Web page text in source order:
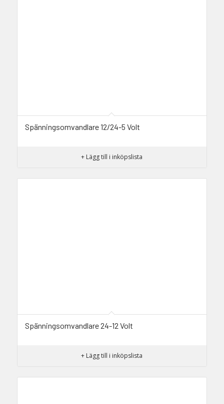
Spänningsomvandlare 12/24-5 Volt
+ Lägg till i inköpslista
Spänningsomvandlare 24-12 Volt
+ Lägg till i inköpslista